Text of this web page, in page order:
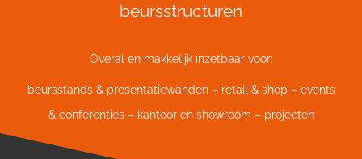
beursstructuren
Overal en makkelijk inzetbaar voor:
beursstands & presentatiewanden – retail & shop – events
& conferenties – kantoor en showroom – projecten